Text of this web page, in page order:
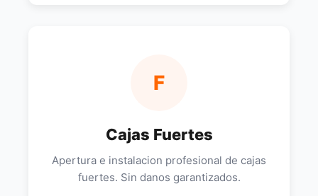
F
Cajas Fuertes
Apertura e instalacion profesional de cajas
fuertes. Sin danos garantizados.